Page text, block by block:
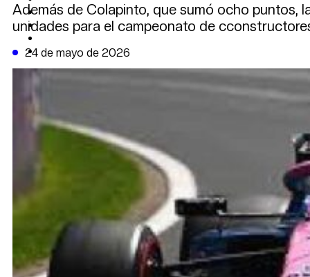
POLÍTICA
CAMBIO CLIMÁTICO
DATA FIRME
DE LA TRIBUNA TV
Además de Colapinto, que sumó ocho puntos,
unidades para el campeonato de
24 de mayo de 2026